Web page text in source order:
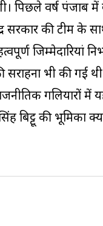
पिछले वर्ष पंजाब में
की टीम के साथ
जिम्मेदारियां
भी की गई
गलियारों में
बिट्टू की भूमिका